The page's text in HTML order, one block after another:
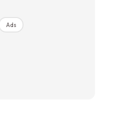
Ads